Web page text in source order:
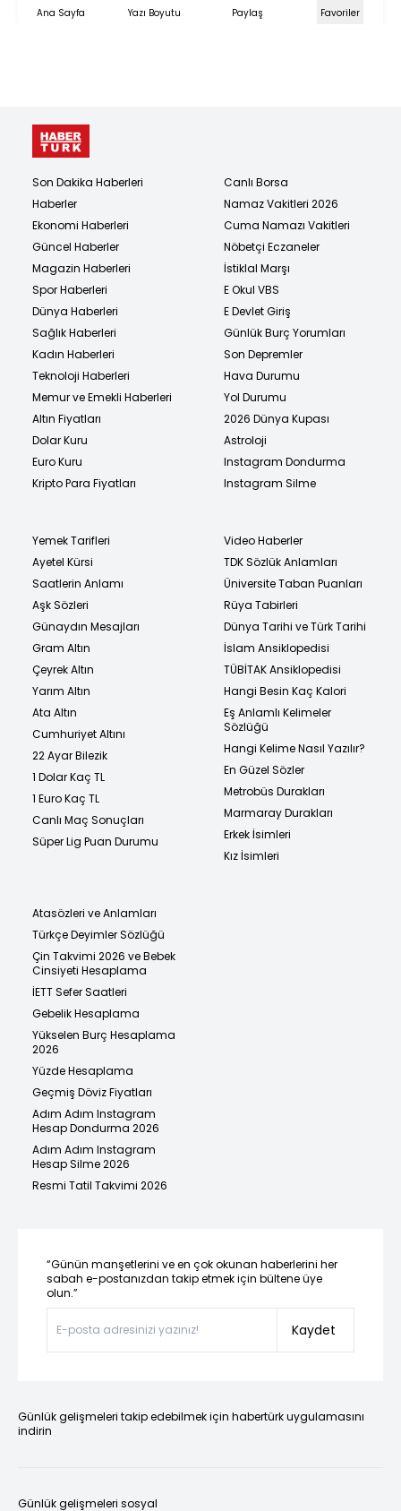
Ana Sayfa Yazı Boyutu Paylaş Favoriler
Son Dakika Haberleri
Haberler
Ekonomi Haberleri
Güncel Haberler
Magazin Haberleri
Spor Haberleri
Dünya Haberleri
Sağlık Haberleri
Kadın Haberleri
Teknoloji Haberleri
Memur ve Emekli Haberleri
Altın Fiyatları
Dolar Kuru
Euro Kuru
Kripto Para Fiyatları
Canlı Borsa
Namaz Vakitleri 2026
Cuma Namazı Vakitleri
Nöbetçi Eczaneler
İstiklal Marşı
E Okul VBS
E Devlet Giriş
Günlük Burç Yorumları
Son Depremler
Hava Durumu
Yol Durumu
2026 Dünya Kupası
Astroloji
Instagram Dondurma
Instagram Silme
Yemek Tarifleri
Ayetel Kürsi
Saatlerin Anlamı
Aşk Sözleri
Günaydın Mesajları
Gram Altın
Çeyrek Altın
Yarım Altın
Ata Altın
Cumhuriyet Altını
22 Ayar Bilezik
1 Dolar Kaç TL
1 Euro Kaç TL
Canlı Maç Sonuçları
Süper Lig Puan Durumu
Video Haberler
TDK Sözlük Anlamları
Üniversite Taban Puanları
Rüya Tabirleri
Dünya Tarihi ve Türk Tarihi
İslam Ansiklopedisi
TÜBİTAK Ansiklopedisi
Hangi Besin Kaç Kalori
Eş Anlamlı Kelimeler
Sözlüğü
Hangi Kelime Nasıl Yazılır?
En Güzel Sözler
Metrobüs Durakları
Marmaray Durakları
Erkek İsimleri
Kız İsimleri
Atasözleri ve Anlamları
Türkçe Deyimler Sözlüğü
Çin Takvimi 2026 ve Bebek
Cinsiyeti Hesaplama
İETT Sefer Saatleri
Gebelik Hesaplama
Yükselen Burç Hesaplama
2026
Yüzde Hesaplama
Geçmiş Döviz Fiyatları
Adım Adım Instagram
Hesap Dondurma 2026
Adım Adım Instagram
Hesap Silme 2026
Resmi Tatil Takvimi 2026
“Günün manşetlerini ve en çok okunan haberlerini her
sabah e-postanızdan takip etmek için bültene üye
olun.”
Kaydet
Günlük gelişmeleri takip edebilmek için habertürk uygulamasını
indirin
Günlük gelişmeleri sosyal